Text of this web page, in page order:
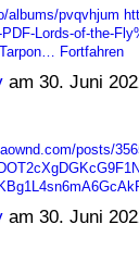
albums/pvqvhjum
Lords-of-the-
Fortfahren
am 30. Juni
posts/
am 30. Juni